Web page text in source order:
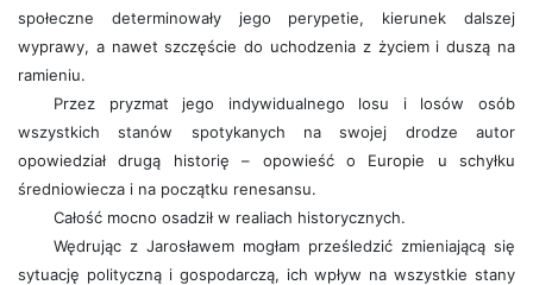
społeczne determinowały jego perypetie, kierunek dalszej
wyprawy, a nawet szczęście do uchodzenia z życiem i duszą na
ramieniu.
Przez pryzmat jego indywidualnego losu i losów osób
wszystkich stanów spotykanych na swojej drodze autor
opowiedział drugą historię – opowieść o Europie u schyłku
średniowiecza i na początku renesansu.
Całość mocno osadził w realiach historycznych.
Wędrując z Jarosławem mogłam prześledzić zmieniającą się
sytuację polityczną i gospodarczą, ich wpływ na wszystkie stany